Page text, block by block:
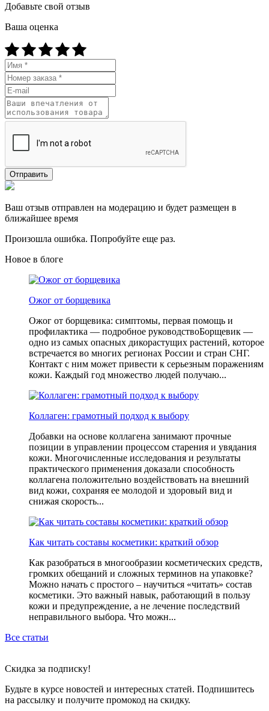
Добавьте свой отзыв
Ваша оценка
Отправить
Ваш отзыв отправлен на модерацию и будет размещен в
ближайшее время
Произошла ошибка. Попробуйте еще раз.
Новое в блоге
Ожог от борщевика
Ожог от борщевика: симптомы, первая помощь и
профилактика — подробное руководствоБорщевик —
одно из самых опасных дикорастущих растений, которое
встречается во многих регионах России и стран СНГ.
Контакт с ним может привести к серьезным поражениям
кожи. Каждый год множество людей получаю...
Коллаген: грамотный подход к выбору
Добавки на основе коллагена занимают прочные
позиции в управлении процессом старения и увядания
кожи. Многочисленные исследования и результаты
практического применения доказали способность
коллагена положительно воздействовать на внешний
вид кожи, сохраняя ее молодой и здоровый вид и
снижая скорость...
Как читать составы косметики: краткий обзор
Как разобраться в многообразии косметических средств,
громких обещаний и сложных терминов на упаковке?
Можно начать с простого – научиться «читать» состав
косметики. Это важный навык, работающий в пользу
кожи и предупреждение, а не лечение последствий
неправильного выбора. Что можн...
Все статьи
Скидка за подписку!
Будьте в курсе новостей и интересных статей. Подпишитесь
на рассылку и получите промокод на скидку.